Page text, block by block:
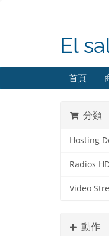
El
首頁
分類
Hosting
Radios
Video
動作